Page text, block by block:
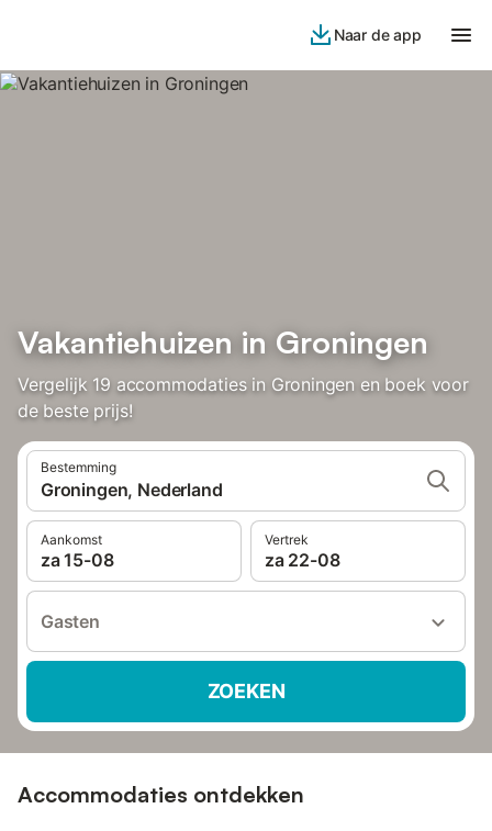
Naar de app
Vakantiehuizen in Groningen
Vergelijk 19 accommodaties in Groningen en boek voor
de beste prijs!
Bestemming
Groningen, Nederland
Aankomst
za 15-08
Vertrek
za 22-08
Gasten
ZOEKEN
Accommodaties ontdekken